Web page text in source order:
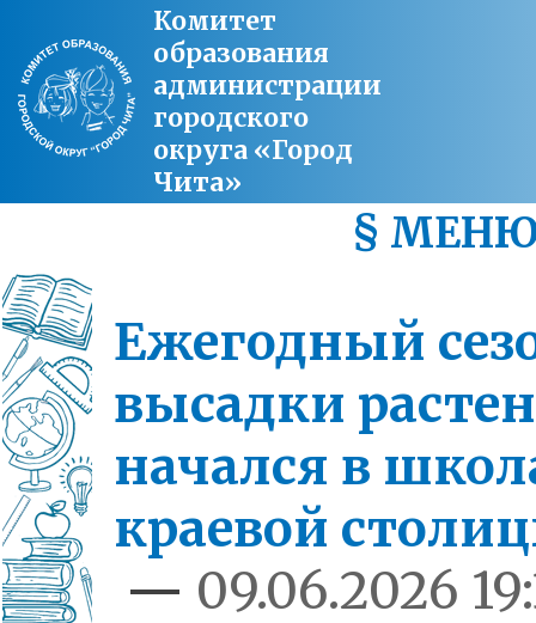
Комитет
образования
администрации
городского
округа «Город
Чита»
§
Ежегодный
высадки
начался в
краевой
— 09.06.2026